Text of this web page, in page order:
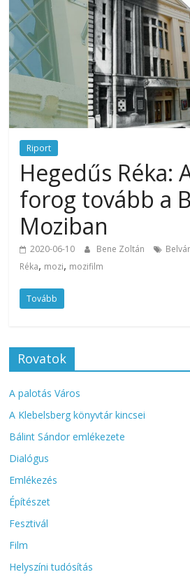
Riport
Hegedűs Réka:
forog tovább a
Moziban
2020-06-10 Bene Zoltán
Réka, mozi, mozifilm
Tovább
Rovatok
A palotás Város
A Klebelsberg könyvtár kincsei
Bálint Sándor emlékezete
Dialógus
Emlékezés
Építészet
Fesztivál
Film
Helyszíni tudósítás